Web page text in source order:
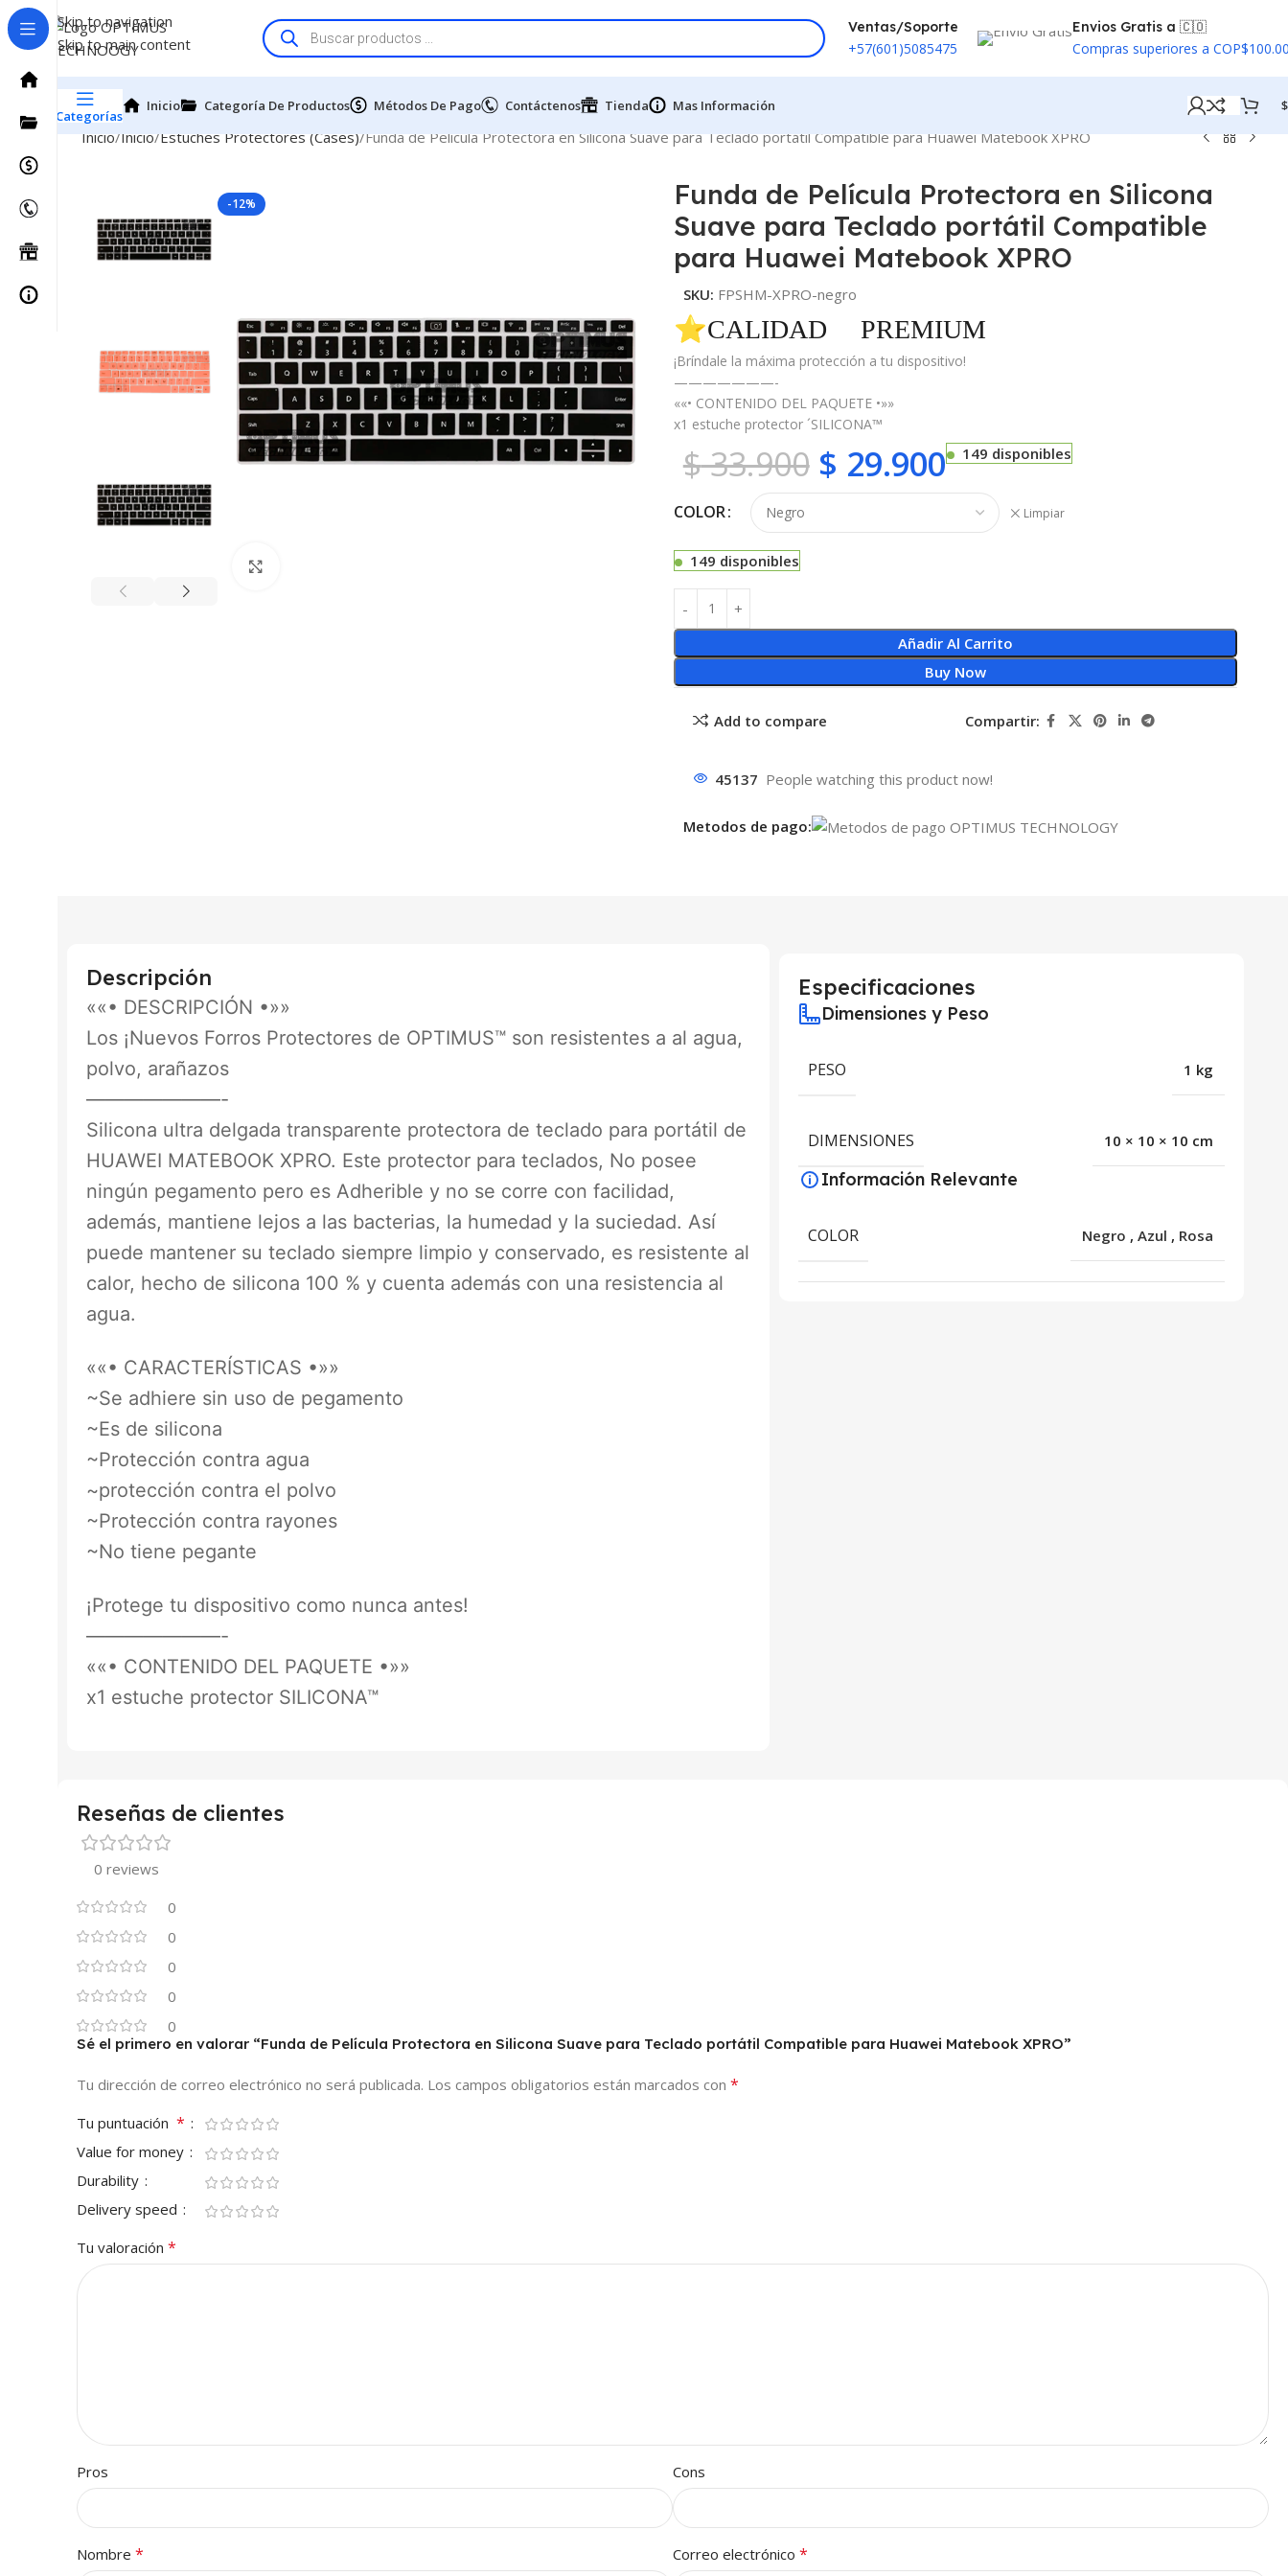
Skip to navigation
Skip to main content
Ventas/Soporte
+57(601)5085475
Envios Gratis a 🇨🇴
Compras superiores a
Categorías
Inicio Categoría De Productos Métodos De Pago Contáctenos Tienda Mas Información $
Inicio Inicio Estuches Protectores (Cases) Funda de Película Protectora en Silicona Suave para Teclado portátil Compatible para Huawei Matebook XPRO
-12%
Funda de Película Protectora en Silicona
Suave para Teclado portátil Compatible
para Huawei Matebook XPRO
SKU: FPSHM-XPRO-negro
⭐CALIDAD PREMIUM
¡Bríndale la máxima protección a tu dispositivo!
———————-
««• CONTENIDO DEL PAQUETE •»»
x1 estuche protector ´SILICONA™
$33.900 $ 29.900 149 disponibles
COLOR Limpiar
149 disponibles
Añadir Al Carrito
Buy Now
Add to compare Compartir:
45137 People watching this product now!
Metodos de pago:
Descripción
««• DESCRIPCIÓN •»»
Los ¡Nuevos Forros Protectores de OPTIMUS™ son resistentes a al agua,
polvo, arañazos
———————-
Silicona ultra delgada transparente protectora de teclado para portátil de
HUAWEI MATEBOOK XPRO. Este protector para teclados, No posee
ningún pegamento pero es Adherible y no se corre con facilidad,
además, mantiene lejos a las bacterias, la humedad y la suciedad. Así
puede mantener su teclado siempre limpio y conservado, es resistente al
calor, hecho de silicona 100 % y cuenta además con una resistencia al
agua.
««• CARACTERÍSTICAS •»»
~Se adhiere sin uso de pegamento
~Es de silicona
~Protección contra agua
~protección contra el polvo
~Protección contra rayones
~No tiene pegante
¡Protege tu dispositivo como nunca antes!
———————-
««• CONTENIDO DEL PAQUETE •»»
x1 estuche protector SILICONA™
Especificaciones
Dimensiones y Peso
PESO 1 kg
DIMENSIONES 10 × 10 × 10 cm
Información Relevante
COLOR Negro ,Azul , Rosa
Reseñas de clientes
0 reviews
0
0
0
0
0
Sé el primero en valorar “Funda de Película Protectora en Silicona Suave para Teclado portátil Compatible para Huawei Matebook XPRO”
Tu dirección de correo electrónico no será publicada. Los campos obligatorios están marcados con *
Tu puntuación *
Value for money
Durability
Delivery speed
Tu valoración *
Pros Cons
Nombre * Correo electrónico *